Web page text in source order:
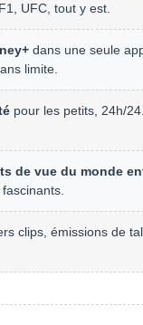
UFC, tout y est.
dans une seule
limite.
pour les petits, 24h/
de vue du monde
clips, émissions de